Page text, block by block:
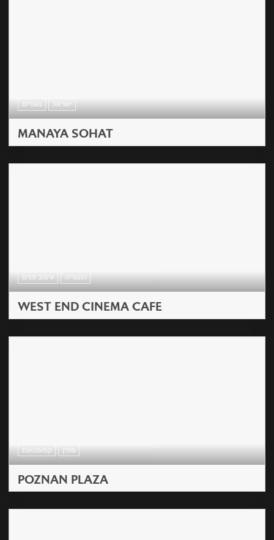
ישראל מגורים
MANAYA SOHAT
הונגריה עיצוב פנים
WEST END CINEMA CAFE
פולין קמעונאות
POZNAN PLAZA